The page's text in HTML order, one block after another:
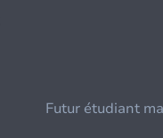
Futur étudiant